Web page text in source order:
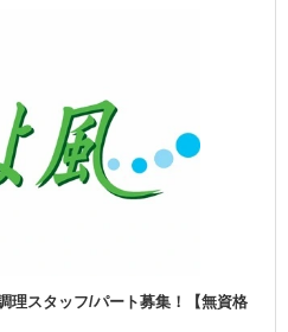
理スタッフ/パート募集！【無資格